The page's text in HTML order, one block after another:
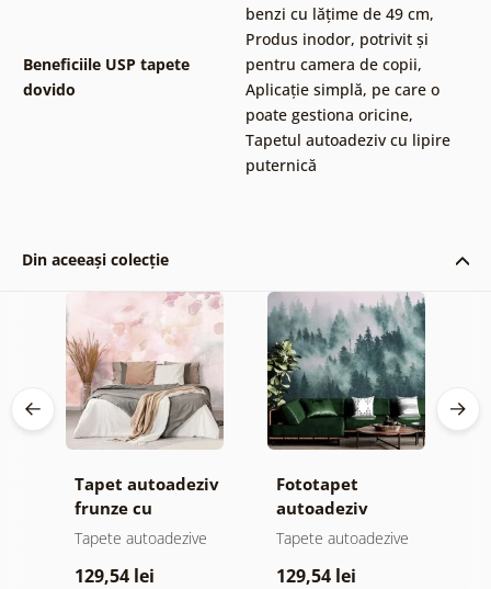
Beneficiile USP tapete
dovido
benzi cu lățime de 49 cm,
Produs inodor, potrivit și
pentru camera de copii,
Aplicație simplă, pe care o
poate gestiona oricine,
Tapetul autoadeziv cu lipire
puternică
Din aceeași colecție
Tapet autoadeziv
frunze cu
atingere
Tapete autoadezive
129,54 lei
Fototapet
autoadeziv
pădure în ceață
Tapete autoadezive
129,54 lei